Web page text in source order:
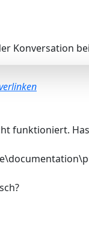
Konversation
funktioniert.